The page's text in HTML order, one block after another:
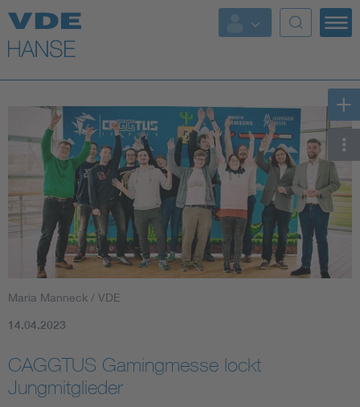
Top Themen
Weitere Themen
Maria Manneck / VDE
14.04.2023
CAGGTUS Gamingmesse lockt
Jungmitglieder